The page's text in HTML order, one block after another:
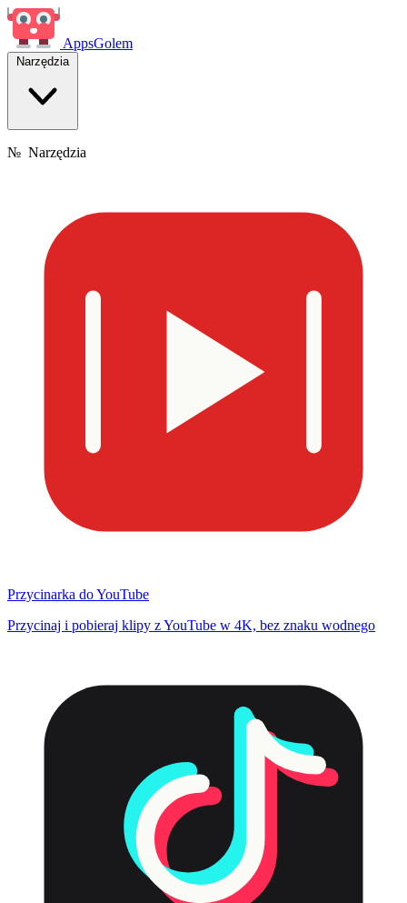
AppsGolem
Narzędzia
№ Narzędzia
Przycinarka do YouTube
Przycinaj i pobieraj klipy z YouTube w 4K, bez znaku wodnego